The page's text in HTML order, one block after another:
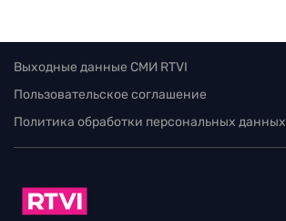
Выходные данные СМИ RTVI
Пользовательское соглашение
Политика обработки персональных данных